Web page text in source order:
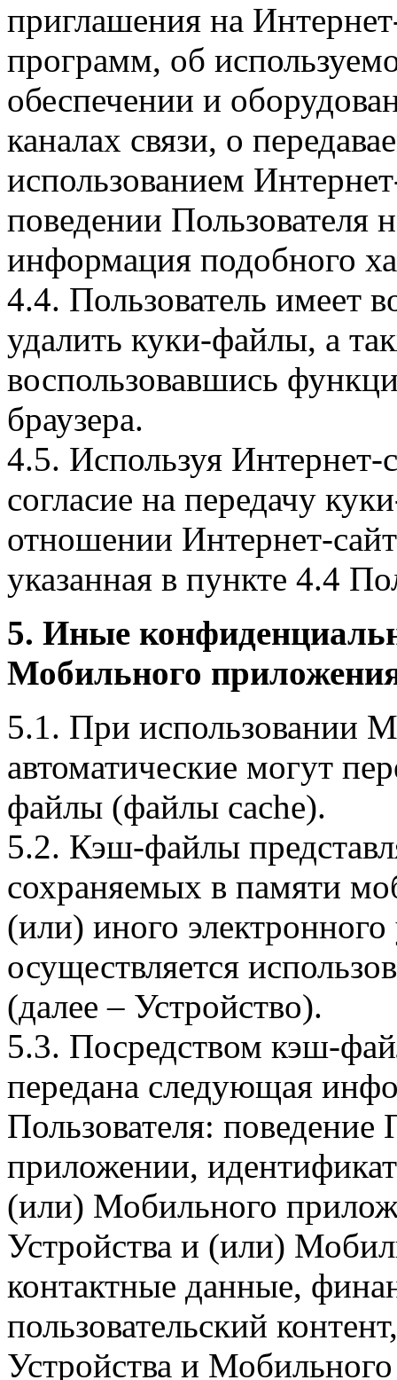
приглашения на
программ, об
обеспечении и
каналах связи, о
использованием
поведении Пользователя
информация подобного
4.4. Пользователь имеет
удалить куки-файлы, а
воспользовавшись
браузера.
4.5. Используя Интернет-
согласие на передачу
отношении Интернет-
указанная в пункте 4.4
5. Иные
Мобильного
5.1. При использовании
автоматические могут
файлы (файлы cache).
5.2. Кэш-файлы
сохраняемых в памяти
(или) иного электронного
осуществляется
(далее – Устройство).
5.3. Посредством кэш-
передана следующая
Пользователя:
приложении,
(или) Мобильного
Устройства и (или)
контактные данные,
пользовательский
Устройства и